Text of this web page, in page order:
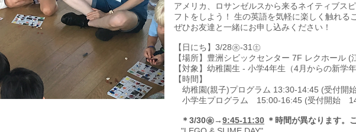
アメリカ、ロサンゼルスから来るネイティブス
フトをしよう！ 生の英語を気軽に楽しく触れる
ぜひお友達と一緒にお申し込みください！
【日にち】3/28㊌-31㊏
【場所】豊洲シビックセンター 7F レクホール (
【対象】幼稚園生 - 小学4年生（4月からの新学
【時間】
幼稚園(親子)プログラム 13:30-14:45 (受付開
小学生プログラム 15:00-16:45 (受付開始
＊3/30㊎→9:45-11:30 ＊時間が異なります。